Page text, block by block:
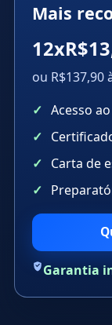
Mais
ou R$137,90
Acesso
Carta de
Garantia